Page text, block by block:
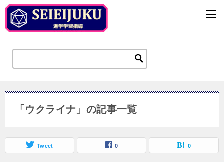
「ウクライナ」の記事一覧
Tweet 0 0